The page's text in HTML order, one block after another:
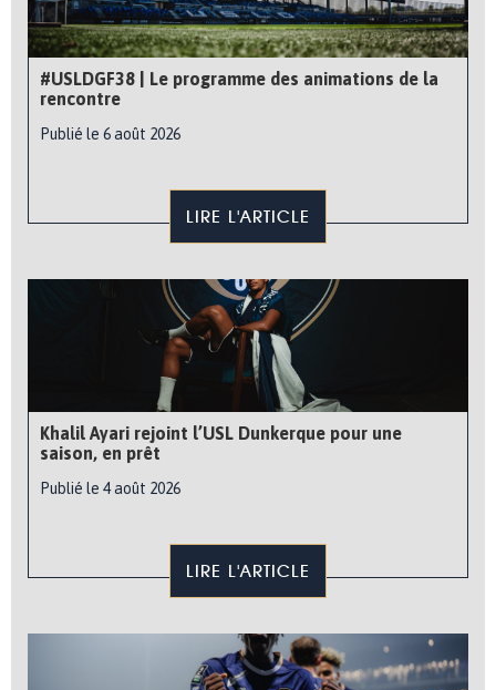
#USLDGF38 | Le programme des animations de la
rencontre
Publié le 6 août 2026
LIRE L'ARTICLE
Khalil Ayari rejoint l’USL Dunkerque pour une
saison, en prêt
Publié le 4 août 2026
LIRE L'ARTICLE